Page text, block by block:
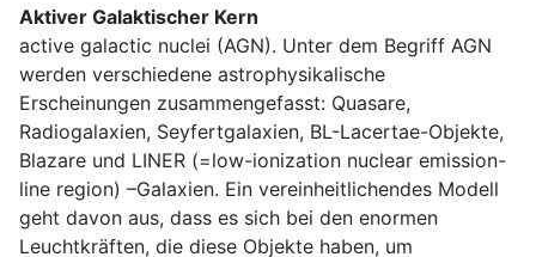
Aktiver Galaktischer Kern
active galactic nuclei (AGN). Unter dem Begriff AGN
werden verschiedene astrophysikalische
Erscheinungen zusammengefasst: Quasare,
Radiogalaxien, Seyfertgalaxien, BL-Lacertae-Objekte,
Blazare und LINER (=low-ionization nuclear emission-
line region) –Galaxien. Ein vereinheitlichendes Modell
geht davon aus, dass es sich bei den enormen
Leuchtkräften, die diese Objekte haben, um